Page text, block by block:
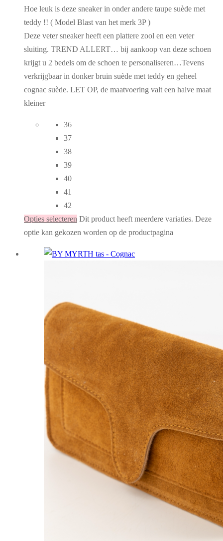
Hoe leuk is deze sneaker in onder andere taupe suède met
teddy !! ( Model Blast van het merk 3P )
Deze veter sneaker heeft een plattere zool en een veter
sluiting. TREND ALLERT… bij aankoop van deze schoen
krijgt u 2 bedels om de schoen te personaliseren…Tevens
verkrijgbaar in donker bruin suède met teddy en geheel
cognac suède. LET OP, de maatvoering valt een halve maat
kleiner
36
37
38
39
40
41
42
Opties selecteren Dit product heeft meerdere variaties. Deze
optie kan gekozen worden op de productpagina